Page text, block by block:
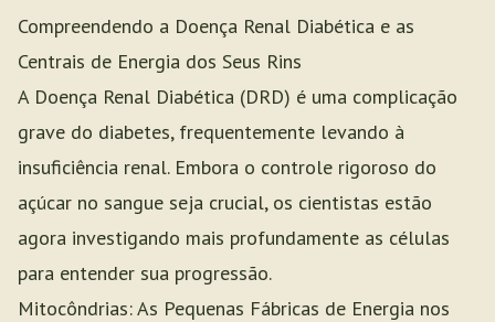
Compreendendo a Doença Renal Diabética e as
Centrais de Energia dos Seus Rins
A Doença Renal Diabética (DRD) é uma complicação
grave do diabetes, frequentemente levando à
insuficiência renal. Embora o controle rigoroso do
açúcar no sangue seja crucial, os cientistas estão
agora investigando mais profundamente as células
para entender sua progressão.
Mitocôndrias: As Pequenas Fábricas de Energia nos